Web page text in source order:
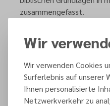
zusammengefasst.
kommen!
Wir
Wir verwenden Cookies
Surferlebnis auf unserer
Ihnen personalisierte
Netzwerkverkehr zu